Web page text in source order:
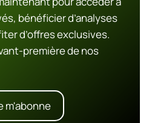
bénéficier d’analyses
d’offres exclusives.
première de nos
m'abonne